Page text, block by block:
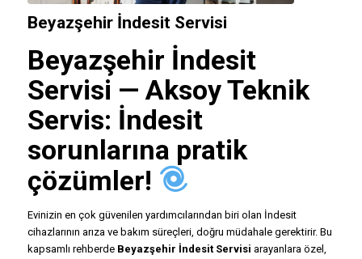
Beyazşehir İndesit Servisi
Beyazşehir İndesit
Servisi — Aksoy Teknik
Servis: İndesit
sorunlarına pratik
çözümler!
Evinizin en çok güvenilen yardımcılarından biri olan İndesit
cihazlarının arıza ve bakım süreçleri, doğru müdahale gerektirir. Bu
kapsamlı rehberde Beyazşehir İndesit Servisi arayanlara özel,